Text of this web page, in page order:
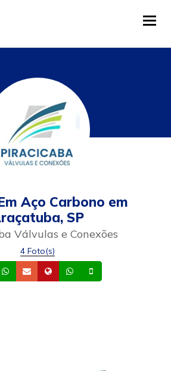
Aço Carbono em
SP
Válvulas e Conexões
4 Foto(s)
Whatsapp
Email Site Whatsapp